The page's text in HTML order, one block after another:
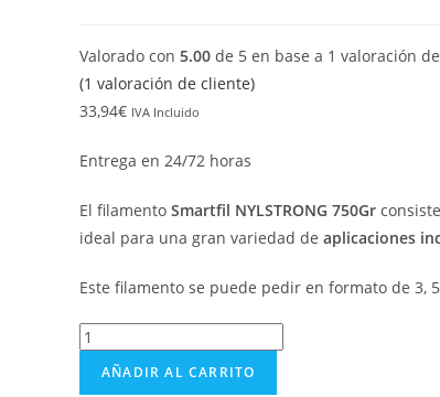
Valorado con 5.00 de 5 en base a 1 valoración
(1 valoración de cliente)
33,94€ IVA Incluido
Entrega en 24/72 horas
El filamento Smartfil NYLSTRONG 750Gr
ideal para una gran variedad de aplicaciones
Este filamento se puede pedir en formato de 3,
AÑADIR AL CARRITO